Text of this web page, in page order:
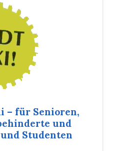
– für Senioren,
und
Studenten